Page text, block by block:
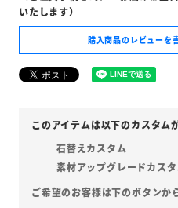
いたします）
購入商品のレビューを
石替えカスタム
素材アップグレードカス